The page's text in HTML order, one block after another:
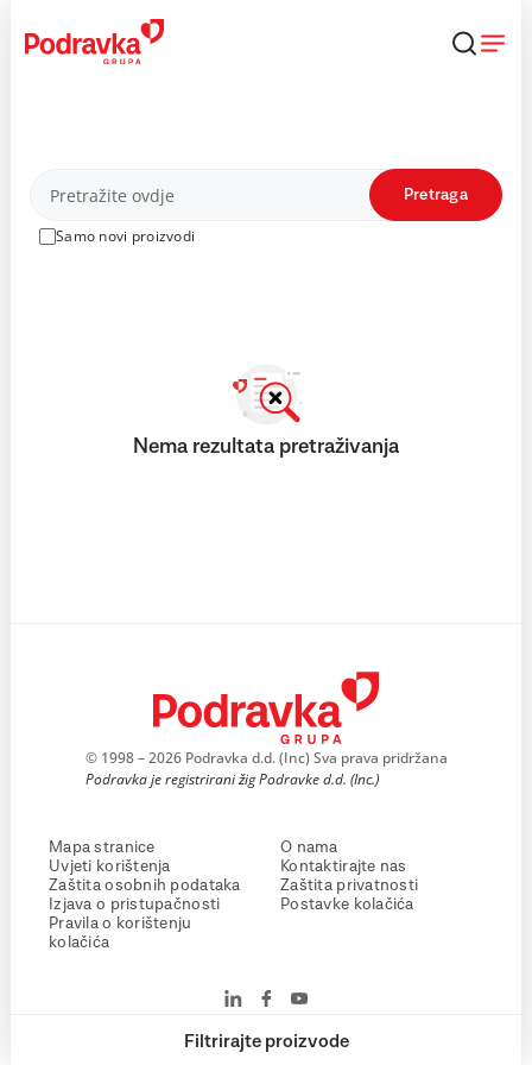
content
Proizvodi
Samo novi proizvodi
Pretraga
Filtrirajte proizvode
Nema rezultata pretraživanja
© 1998 – 2026 Podravka d.d. (Inc) Sva prava pridržana
Podravka je registrirani žig Podravke d.d. (Inc.)
Mapa stranice
Uvjeti korištenja
Zaštita osobnih podataka
Izjava o pristupačnosti
Pravila o korištenju
kolačića
O nama
Kontaktirajte nas
Zaštita privatnosti
Postavke kolačića